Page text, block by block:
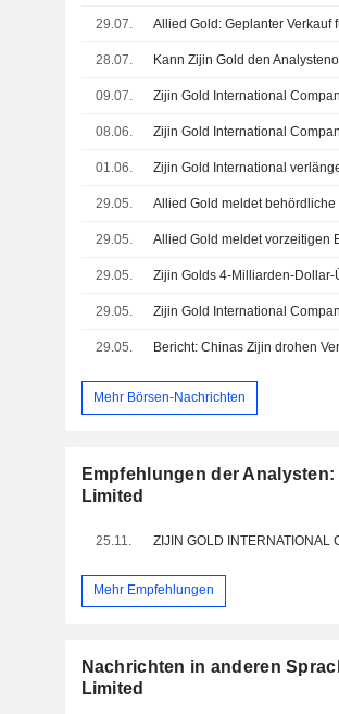
29.07.
28.07.
09.07.
08.06.
01.06.
29.05. Allied Gold meldet
29.05.
29.05.
29.05.
29.05.
Mehr Börsen-Nachrichten
Empfehlungen der
Limited
25.11.
Mehr Empfehlungen
Nachrichten in anderen
Limited